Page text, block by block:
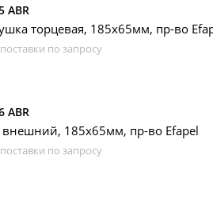
ABR
торцевая, 185х65мм, пр-во
по запросу
ABR
внешний, 185х65мм, пр-во Efapel
по запросу